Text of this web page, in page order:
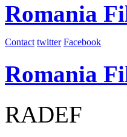
Romania
Contact twitter Facebook
Romania
RADEF